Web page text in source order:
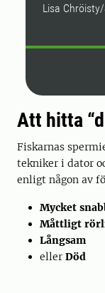
Lisa
Att hitta
Fiskarnas
tekniker i dator
enligt någon av
Mycket
Måttligt
Långsam
eller Död